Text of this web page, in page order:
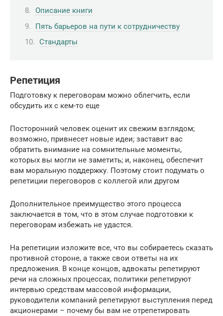
Описание книги
Пять барьеров на пути к сотрудничеству
Стандарты
Репетиция
Подготовку к переговорам можно облегчить, если
обсудить их с кем-то еще
Посторонний человек оценит их свежим взглядом;
возможно, привнесет новые идеи; заставит вас
обратить внимание на сомнительные моменты,
которых вы могли не заметить; и, наконец, обеспечит
вам моральную поддержку. Поэтому стоит подумать о
репетиции переговоров с коллегой или другом
Дополнительное преимущество этого процесса
заключается в том, что в этом случае подготовки к
переговорам избежать не удастся.
На репетиции изложите все, что вы собираетесь сказать
противной стороне, а также свои ответы на их
предложения. В конце концов, адвокаты репетируют
речи на сложных процессах, политики репетируют
интервью средствам массовой информации,
руководители компаний репетируют выступления перед
акционерами – почему бы вам не отрепетировать